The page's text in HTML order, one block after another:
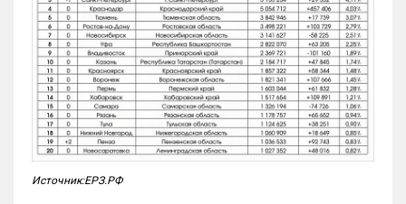
Источник:ЕРЗ.РФ